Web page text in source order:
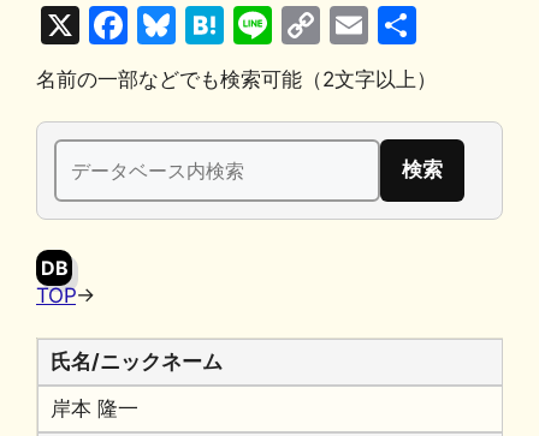
X
F
a
c
e
b
o
Bl
u
e
s
k
y
H
at
e
n
a
Li
n
e
C
o
p
y
n
E
m
ai
l
有
名前の一部などでも検索可能（2文字以上）
検
索:
DB
TOP→
氏名/ニックネーム
岸本 隆一